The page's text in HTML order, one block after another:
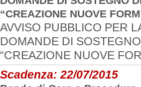
“CREAZIONE NUOVE
AVVISO PUBBLICO PER
DOMANDE DI
“CREAZIONE NUOVE
Scadenza: 22/07/2015